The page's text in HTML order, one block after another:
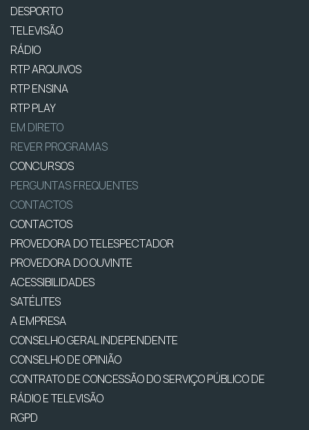
DESPORTO
TELEVISÃO
RÁDIO
RTP ARQUIVOS
RTP ENSINA
RTP PLAY
EM DIRETO
REVER PROGRAMAS
CONCURSOS
PERGUNTAS FREQUENTES
CONTACTOS
CONTACTOS
PROVEDORA DO TELESPECTADOR
PROVEDORA DO OUVINTE
ACESSIBILIDADES
SATÉLITES
A EMPRESA
CONSELHO GERAL INDEPENDENTE
CONSELHO DE OPINIÃO
CONTRATO DE CONCESSÃO DO SERVIÇO PÚBLICO DE
RÁDIO E TELEVISÃO
RGPD